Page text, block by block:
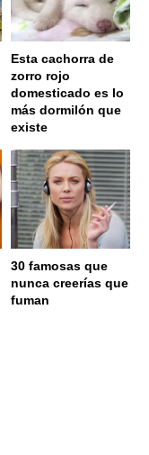
Esta cachorra de
zorro rojo
domesticado es lo
más dormilón que
existe
30 famosas que
nunca creerías que
fuman